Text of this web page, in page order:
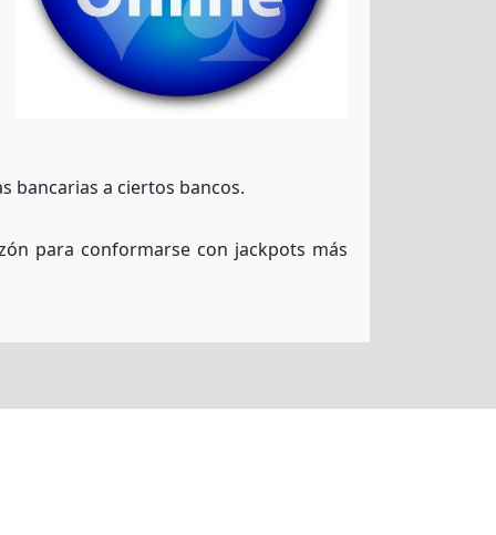
bancarias a ciertos bancos.
para conformarse con jackpots más